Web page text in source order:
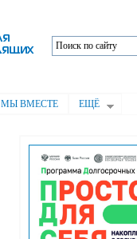
МЫ ВМЕСТЕ ЕЩЁ